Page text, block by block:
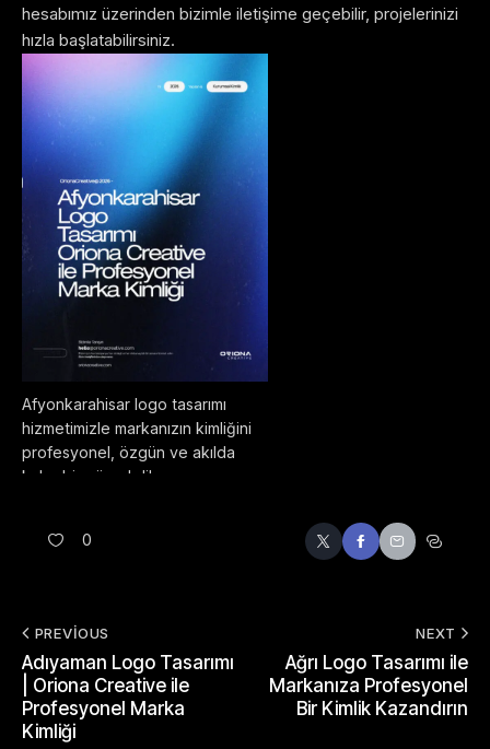
hesabımız üzerinden bizimle iletişime geçebilir, projelerinizi
hızla başlatabilirsiniz.
Afyonkarahisar logo tasarımı
hizmetimizle markanızın kimliğini
profesyonel, özgün ve akılda
kalıcı bir görsel dile
ve yaratıcı logo dizayn
marka değerlerine uygun
çözümler sunuyoruz.
Afyonkarahisar’da modern, sade
ve etkili bir logo tasarımı
arıyorsanız, markanızı güçlü bir ilk
izlenimle öne çıkaracak
0
PREVIOUS
Adıyaman Logo Tasarımı
| Oriona Creative ile
Profesyonel Marka
Kimliği
NEXT
Ağrı Logo Tasarımı ile
Markanıza Profesyonel
Bir Kimlik Kazandırın